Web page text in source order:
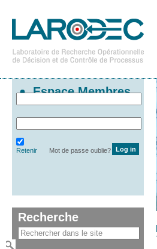
Espace Membres
Retenir Mot de passe oublie?
Recherche